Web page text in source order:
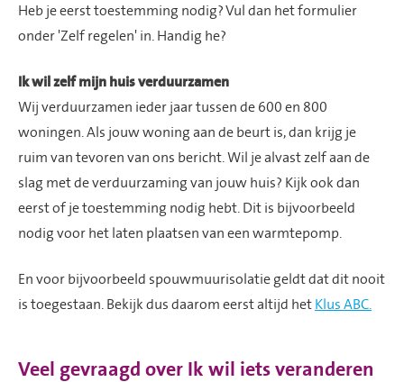
Heb je eerst toestemming nodig? Vul dan het formulier
onder 'Zelf regelen' in. Handig he?
Ik wil zelf mijn huis verduurzamen
Wij verduurzamen ieder jaar tussen de 600 en 800
woningen. Als jouw woning aan de beurt is, dan krijg je
ruim van tevoren van ons bericht. Wil je alvast zelf aan de
slag met de verduurzaming van jouw huis? Kijk ook dan
eerst of je toestemming nodig hebt. Dit is bijvoorbeeld
nodig voor het laten plaatsen van een warmtepomp.
En voor bijvoorbeeld spouwmuurisolatie geldt dat dit nooit
is toegestaan. Bekijk dus daarom eerst altijd het Klus ABC.
Veel gevraagd over Ik wil iets veranderen